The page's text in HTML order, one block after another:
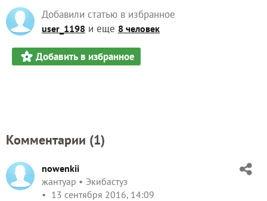
Добавили статью в избранное
user_1198 и еще 8 человек
Добавить в избранное
Комментарии (1)
nowenkii
жантуар
Экибастуз
13 сентября 2016, 14:09